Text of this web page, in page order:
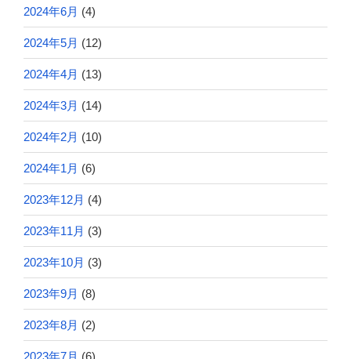
2024年6月 (4)
2024年5月 (12)
2024年4月 (13)
2024年3月 (14)
2024年2月 (10)
2024年1月 (6)
2023年12月 (4)
2023年11月 (3)
2023年10月 (3)
2023年9月 (8)
2023年8月 (2)
2023年7月 (6)